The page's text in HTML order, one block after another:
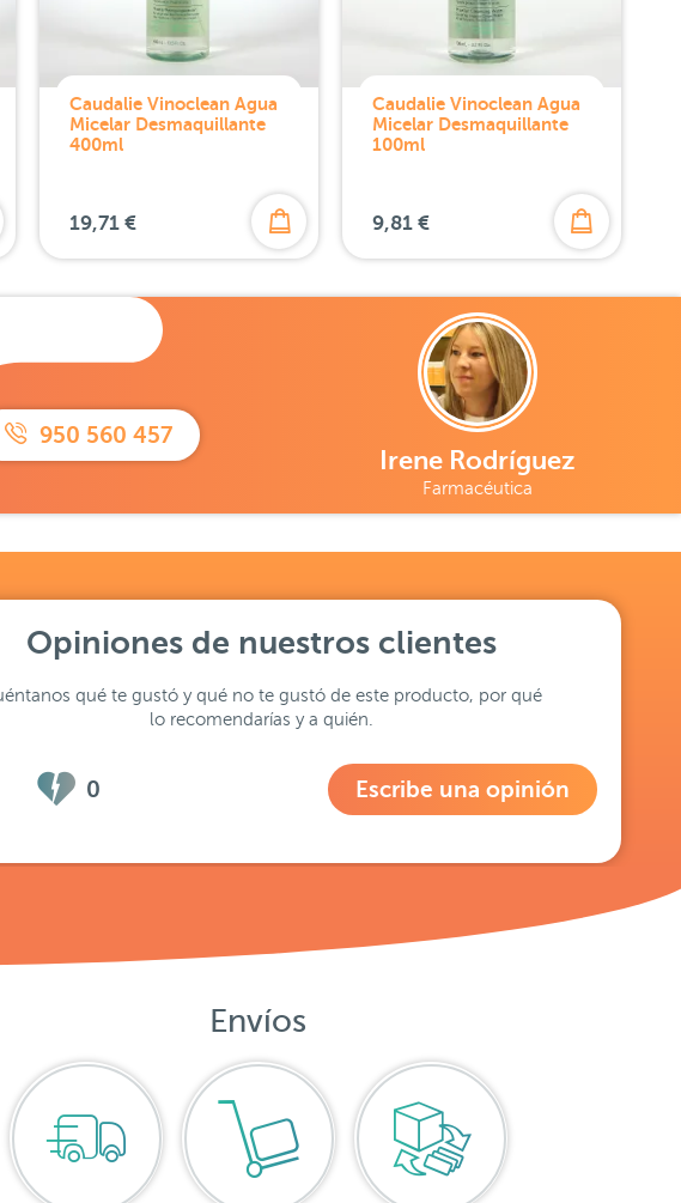
Caudalie Vinoclean Agua
Micelar Desmaquillante
400ml
19,71 €
Caudalie Vinoclean Agua
Micelar Desmaquillante
100ml
9,81 €
950 560 457
Irene Rodríguez
Farmacéutica
Opiniones de nuestros clientes
qué te gustó y qué no te gustó de este producto, por qué
lo recomendarías y a quién.
0 Escribe una opinión
Envíos